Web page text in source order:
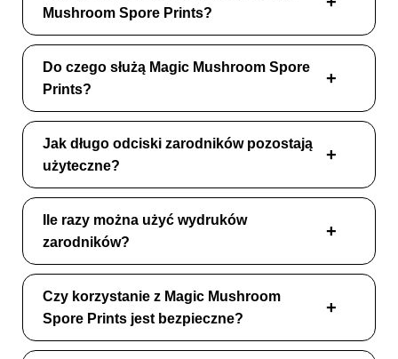
Mushroom Spore Prints?
Do czego służą Magic Mushroom Spore
Prints?
Jak długo odciski zarodników pozostają
użyteczne?
Ile razy można użyć wydruków
zarodników?
Czy korzystanie z Magic Mushroom
Spore Prints jest bezpieczne?